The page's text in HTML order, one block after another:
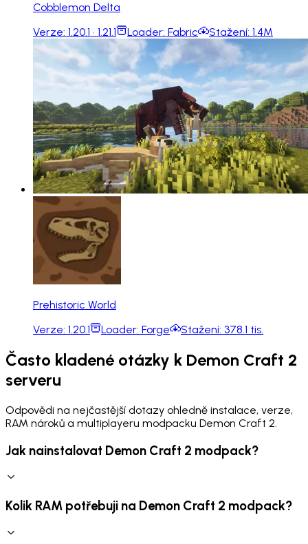
Cobblemon Delta
Verze: 1.20.1 · 1.21.1 Loader: Fabric Stažení: 1.4M
Prehistoric World
Verze: 1.20.1 Loader: Forge Stažení: 378.1 tis.
Často kladené otázky k Demon Craft 2
serveru
Odpovědi na nejčastější dotazy ohledně instalace, verze,
RAM nároků a multiplayeru modpacku Demon Craft 2.
Jak nainstalovat Demon Craft 2 modpack?
Kolik RAM potřebuji na Demon Craft 2 modpack?